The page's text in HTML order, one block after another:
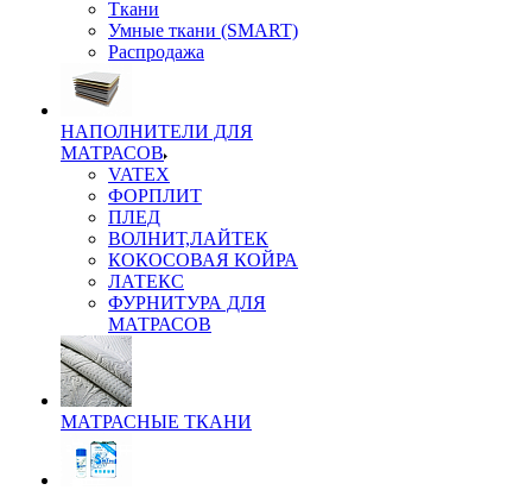
Ткани
Умные ткани (SMART)
Распродажа
НАПОЛНИТЕЛИ ДЛЯ
МАТРАСОВ
VATEX
ФОРПЛИТ
ПЛЕД
ВОЛНИТ,ЛАЙТЕК
КОКОСОВАЯ КОЙРА
ЛАТЕКС
ФУРНИТУРА ДЛЯ
МАТРАСОВ
МАТРАСНЫЕ ТКАНИ